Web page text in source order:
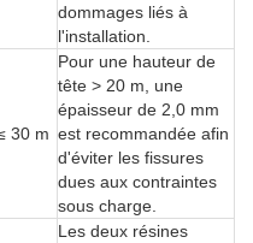
dommages liés à
l'installation.
30 m
Pour une hauteur de
tête > 20 m, une
épaisseur de 2,0 mm
est recommandée afin
d'éviter les fissures
dues aux contraintes
sous charge.
Les deux résines